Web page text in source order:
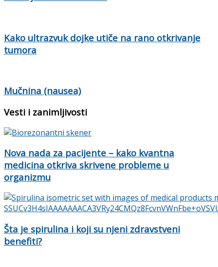
Kako ultrazvuk dojke utiče na rano otkrivanje
tumora
Mučnina (nausea)
Vesti i zanimljivosti
Nova nada za pacijente – kako kvantna
medicina otkriva skrivene probleme u
organizmu
Šta je spirulina i koji su njeni zdravstveni
benefiti?